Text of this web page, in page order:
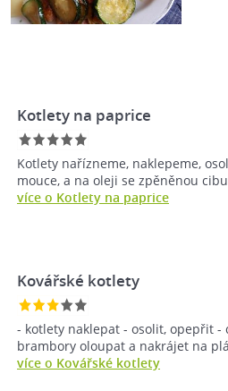
Kotlety na paprice
Kotlety nařízneme, naklepeme,
mouce, a na oleji se zpěněnou
více o Kotlety na paprice
Kovářské kotlety
- kotlety naklepat - osolit, opepřit -
brambory oloupat a nakrájet na
více o Kovářské kotlety